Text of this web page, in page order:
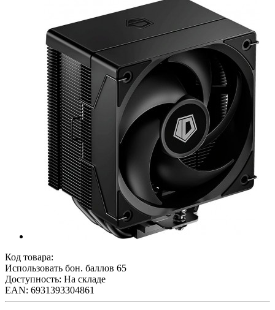
Код товара:
Использовать бон. баллов 65
Доступность: На складе
EAN: 6931393304861